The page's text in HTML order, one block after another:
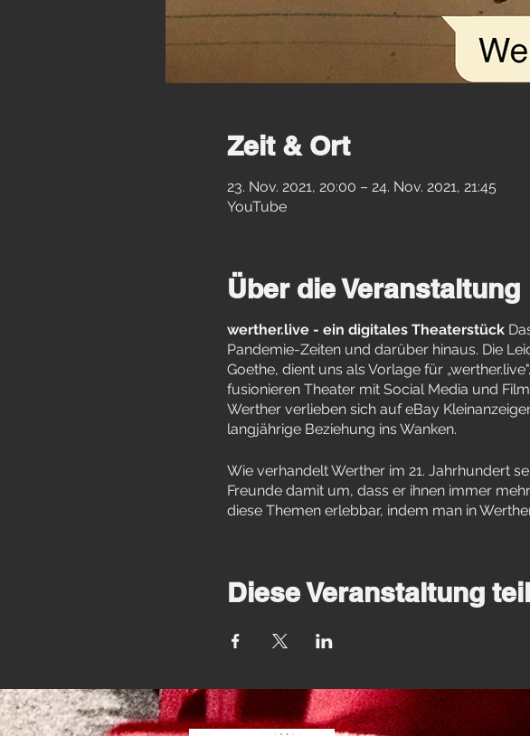
Zeit & Ort
23. Nov. 2021, 20:00 – 24. Nov. 2021, 21:45
YouTube
Über die Veranstaltung
werther.live - ein digitales Theaterstück
Pandemie-Zeiten und darüber hinaus. Die
Goethe, dient uns als Vorlage für
fusionieren Theater mit Social Media und
Werther verlieben sich auf eBay
langjährige Beziehung ins Wanken.
Wie verhandelt Werther im 21. Jahrhundert
Freunde damit um, dass er ihnen immer
diese Themen erlebbar, indem man in
Diese Veranstaltung